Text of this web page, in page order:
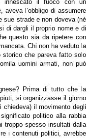
innescato il fuoco con un
aveva l’obbligo di assumere
sue strade e non doveva (né
di dargli il proprio nome e di
questo sia da ripetere con
Chi non ha veduto la
storico che pareva fatto solo
uomini armati, non può
Prima di tutto che la
si organizzasse il giorno
chiedeva) il movimento degli
politico alla rabbia
troppo spesso insultati dalla
i contenuti politici, avrebbe